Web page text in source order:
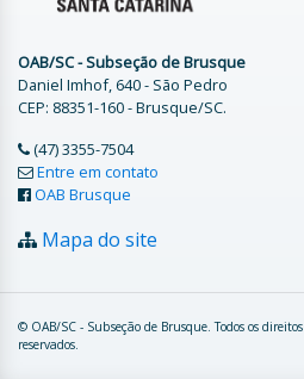
OAB/SC - Subseção de Brusque
Daniel Imhof, 640 - São Pedro
CEP: 88351-160 - Brusque/SC.
(47) 3355-7504
Entre em contato
OAB Brusque
Mapa do site
© OAB/SC - Subseção de Brusque. Todos os direitos
reservados.